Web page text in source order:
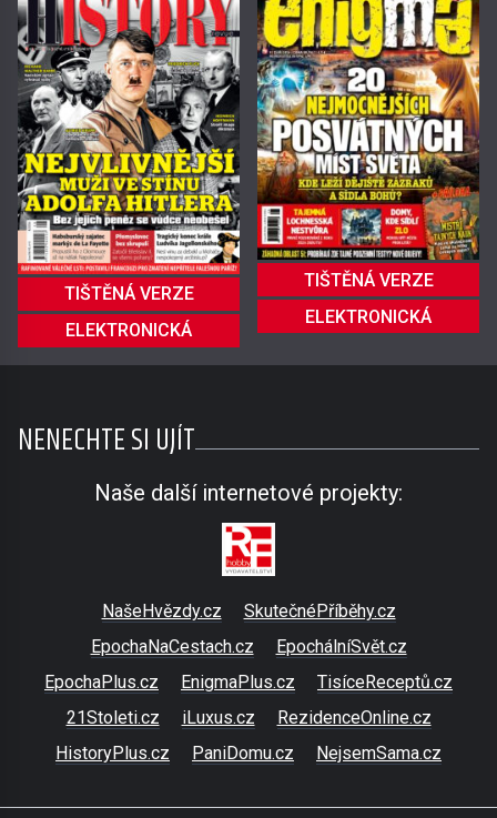
TIŠTĚNÁ VERZE
ELEKTRONICKÁ
TIŠTĚNÁ VERZE
ELEKTRONICKÁ
NENECHTE SI UJÍT
Naše další internetové projekty:
NašeHvězdy.cz
SkutečnéPříběhy.cz
EpochaNaCestach.cz
EpochálníSvět.cz
EpochaPlus.cz
EnigmaPlus.cz
TisíceReceptů.cz
21Stoleti.cz
iLuxus.cz
RezidenceOnline.cz
HistoryPlus.cz
PaniDomu.cz NejsemSama.cz